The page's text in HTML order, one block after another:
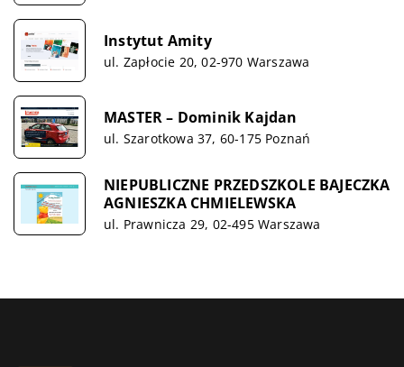
Instytut Amity
ul. Zapłocie 20, 02-970 Warszawa
MASTER – Dominik Kajdan
ul. Szarotkowa 37, 60-175 Poznań
NIEPUBLICZNE PRZEDSZKOLE BAJECZKA
AGNIESZKA CHMIELEWSKA
ul. Prawnicza 29, 02-495 Warszawa